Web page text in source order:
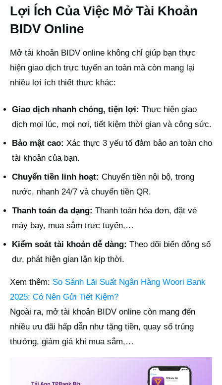
Lợi Ích Của Việc Mở Tài Khoản
BIDV Online
Mở tài khoản BIDV online không chỉ giúp bạn thực
hiện giao dịch trực tuyến an toàn mà còn mang lại
nhiều lợi ích thiết thực khác:
Giao dịch nhanh chóng, tiện lợi: Thực hiện giao
dịch mọi lúc, mọi nơi, tiết kiệm thời gian và công sức.
Bảo mật cao: Xác thực 3 yếu tố đảm bảo an toàn cho
tài khoản của bạn.
Chuyển tiền linh hoạt: Chuyển tiền nội bộ, trong
nước, nhanh 24/7 và chuyển tiền QR.
Thanh toán đa dạng: Thanh toán hóa đơn, đặt vé
máy bay, mua sắm trực tuyến,…
Kiểm soát tài khoản dễ dàng: Theo dõi biến động số
dư, phát hiện gian lận kịp thời.
Xem thêm: So Sánh Lãi Suất Ngân Hàng Woori Bank
2025: Có Nên Gửi Tiết Kiệm?
Ngoài ra, mở tài khoản BIDV online còn mang đến
nhiều ưu đãi hấp dẫn như tặng tiền, quay số trúng
thưởng, giảm giá khi mua sắm,…